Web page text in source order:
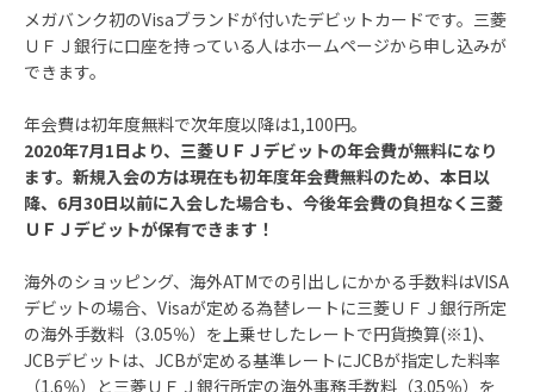
メガバンク初のVisaブランドが付いたデビットカードです。三菱
ＵＦＪ銀行に口座を持っている人はホームページから申し込みが
できます。
年会費は初年度無料で次年度以降は1,100円。
2020年7月1日より、三菱ＵＦＪデビットの年会費が無料になり
ます。新規入会の方は現在も初年度年会費無料のため、本日以
降、6月30日以前に入会した場合も、今後年会費の負担なく三菱
ＵＦＪデビットが保有できます！
海外のショッピング、海外ATMでの引出しにかかる手数料はVISA
デビットの場合、Visaが定める為替レートに三菱ＵＦＪ銀行所定
の海外手数料（3.05％）を上乗せしたレートで円貨換算(※1)、
JCBデビットは、JCBが定める基準レートにJCBが指定した料率
（1.6％）と三菱ＵＦＪ銀行所定の海外事務手数料（3.05％）を